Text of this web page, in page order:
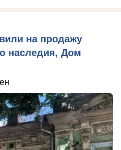
на продажу
наследия, Дом